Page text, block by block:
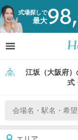
式場探しで
最大
江坂（大阪府
式